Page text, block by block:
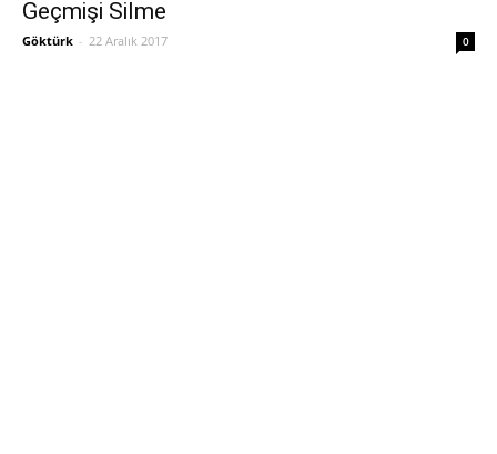
Geçmişi Silme
Göktürk - 22 Aralık 2017 0